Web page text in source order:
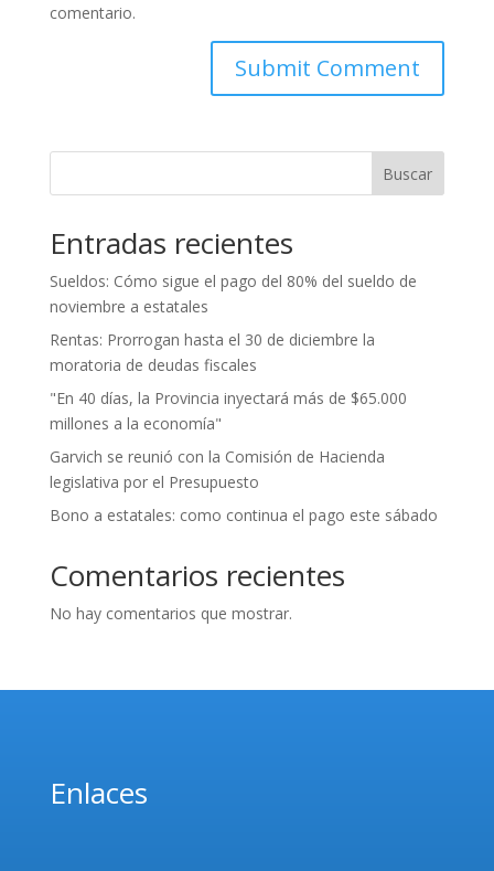
comentario.
Buscar
Entradas recientes
Sueldos: Cómo sigue el pago del 80% del sueldo de
noviembre a estatales
Rentas: Prorrogan hasta el 30 de diciembre la
moratoria de deudas fiscales
"En 40 días, la Provincia inyectará más de $65.000
millones a la economía"
Garvich se reunió con la Comisión de Hacienda
legislativa por el Presupuesto
Bono a estatales: como continua el pago este sábado
Comentarios recientes
No hay comentarios que mostrar.
Enlaces